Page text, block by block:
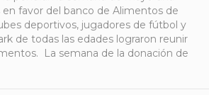
favor del banco de Alimentos de
deportivos, jugadores de fútbol y
de todas las edades lograron reunir
La semana de la donación de